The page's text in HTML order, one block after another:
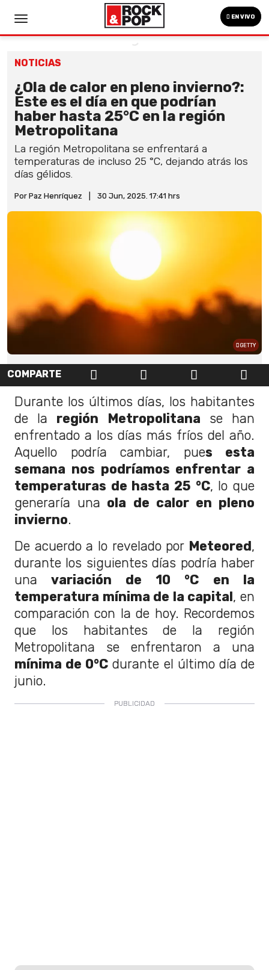
EN VIVO
NOTICIAS
¿Ola de calor en pleno invierno?:
Este es el día en que podrían
haber hasta 25°C en la región
Metropolitana
La región Metropolitana se enfrentará a
temperaturas de incluso 25 °C, dejando atrás los
días gélidos.
Por Paz Henríquez 30 Jun, 2025. 17:41 hrs
GETTY
COMPARTE
Durante los últimos días, los habitantes
de la región Metropolitana se han
enfrentado a los días más fríos del año.
Aquello podría cambiar, pues esta
semana nos podríamos enfrentar a
temperaturas de hasta 25 °C, lo que
generaría una ola de calor en pleno
invierno.
De acuerdo a lo revelado por Meteored,
durante los siguientes días podría haber
una variación de 10 °C en la
temperatura mínima de la capital, en
comparación con la de hoy. Recordemos
que los habitantes de la región
Metropolitana se enfrentaron a una
mínima de 0°C durante el último día de
junio.